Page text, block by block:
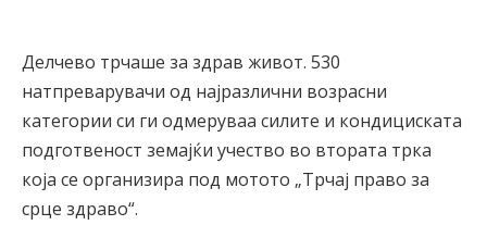
Делчево трчаше за здрав живот. 530
натпреварувачи од најразлични возрасни
категории си ги одмеруваа силите и кондициската
подготвеност земајќи учество во втората трка
која се организира под мотото „Трчај право за
срце здраво“.